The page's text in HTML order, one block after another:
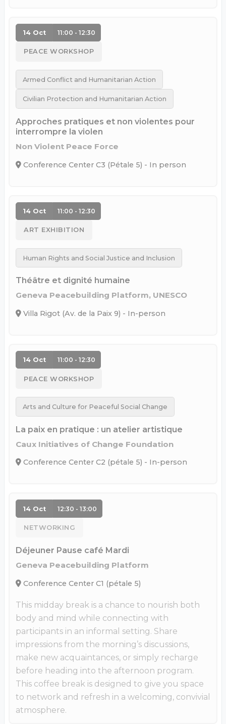
14 Oct 11:00 - 12:30
PEACE WORKSHOP
Armed Conflict and Humanitarian Action
Civilian Protection and Humanitarian Action
Approches pratiques et non violentes pour
interrompre la violen
Non Violent Peace Force
Conference Center C3 (Pétale 5) - In person
14 Oct 11:00 - 12:30
ART EXHIBITION
Human Rights and Social Justice and Inclusion
Théâtre et dignité humaine
Geneva Peacebuilding Platform, UNESCO
Villa Rigot (Av. de la Paix 9) - In-person
14 Oct 11:00 - 12:30
PEACE WORKSHOP
Arts and Culture for Peaceful Social Change
La paix en pratique : un atelier artistique
Caux Initiatives of Change Foundation
Conference Center C2 (pétale 5) - In-person
14 Oct 12:30 - 13:00
NETWORKING
Déjeuner Pause café Mardi
Geneva Peacebuilding Platform
Conference Center C1 (pétale 5)
This midday break is a chance to nourish both
body and mind while connecting with
participants in an informal setting. Share
impressions from the morning’s discussions,
make new acquaintances, or simply recharge
before heading into the afternoon program.
This coffee break is designed to give you space
to network and refresh in a welcoming, convivial
atmosphere.